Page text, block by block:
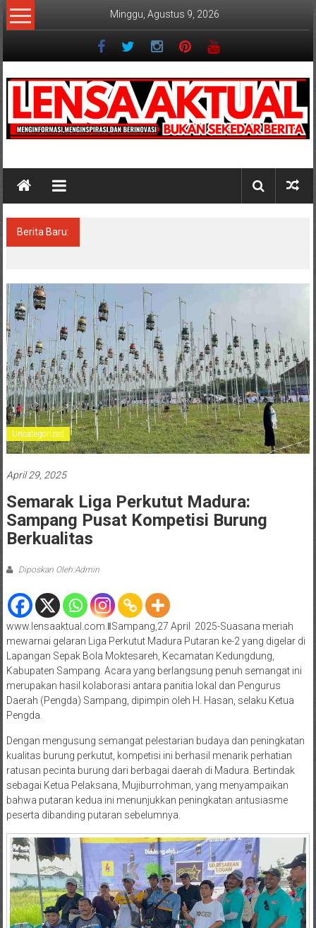
Lompat
ke
Minggu, Agustus 9, 2026
Berita Baru:
Uncategorized
April 29, 2025
Semarak Liga Perkutut Madura:
Sampang Pusat Kompetisi Burung
Berkualitas
Diposkan Oleh:Admin
www.lensaaktual.com.ǁSampang,27 April 2025-Suasana meriah
mewarnai gelaran Liga Perkutut Madura Putaran ke-2 yang digelar di
Lapangan Sepak Bola Moktesareh, Kecamatan Kedungdung,
Kabupaten Sampang. Acara yang berlangsung penuh semangat ini
merupakan hasil kolaborasi antara panitia lokal dan Pengurus
Daerah (Pengda) Sampang, dipimpin oleh H. Hasan, selaku Ketua
Pengda.
Dengan mengusung semangat pelestarian budaya dan peningkatan
kualitas burung perkutut, kompetisi ini berhasil menarik perhatian
ratusan pecinta burung dari berbagai daerah di Madura. Bertindak
sebagai Ketua Pelaksana, Mujiburrohman, yang menyampaikan
bahwa putaran kedua ini menunjukkan peningkatan antusiasme
peserta dibanding putaran sebelumnya.